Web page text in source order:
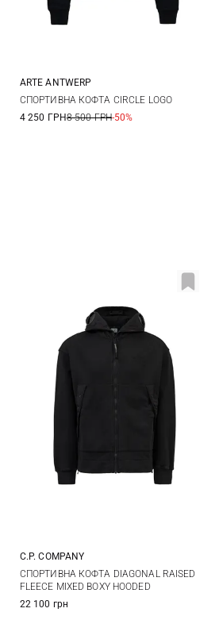
S M L
ARTE ANTWERP
СПОРТИВНА КОФТА CIRCLE LOGO
4 250 ГРН8 500 ГРН-50%
S M L XL
XXL
C.P. COMPANY
СПОРТИВНА КОФТА DIAGONAL RAISED
FLEECE MIXED BOXY HOODED
22 100 грн